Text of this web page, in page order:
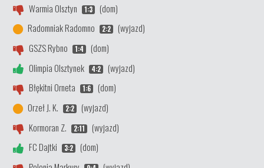
Warmia Olsztyn
1:3
(dom)
Radomniak Radomno
2:2
(wyjazd)
GSZS Rybno
1:4
(dom)
Olimpia Olsztynek
4:2
(wyjazd)
Błękitni Orneta
1:6
(dom)
Orzeł J. K.
2:2
(wyjazd)
Kormoran Z.
2:11
(wyjazd)
FC Dajtki
3:2
(dom)